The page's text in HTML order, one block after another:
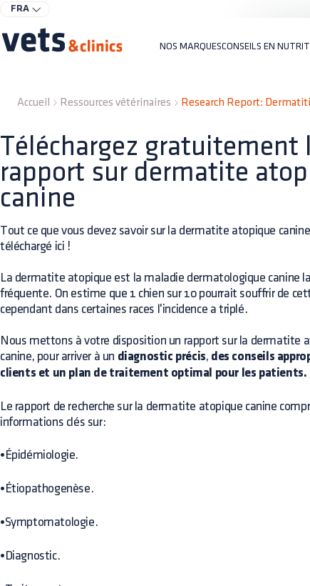
FRA
NOS MARQUESCONSEILS EN
Accueil Ressources vétérinaires Research Report:
Téléchargez gratuitement
rapport sur dermatite
canine
Tout ce que vous devez savoir sur la dermatite atopique
téléchargé ici !
La dermatite atopique est la maladie dermatologique canine
fréquente. On estime que 1 chien sur 10 pourrait souffrir de
cependant dans certaines races l'incidence a triplé.
Nous mettons à votre disposition un rapport sur la dermatite
canine, pour arriver à un diagnostic précis, des conseils
clients et un plan de traitement optimal pour les patients.
Le rapport de recherche sur la dermatite atopique canine
informations clés sur:
• Épidémiologie.
• Étiopathogenèse.
•Symptomatologie.
• Diagnostic.